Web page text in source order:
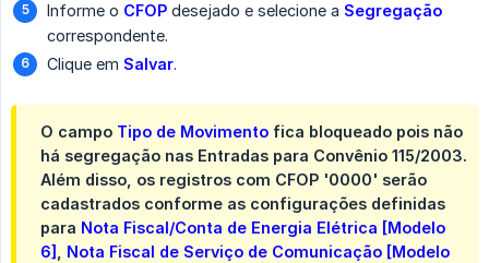
Informe o CFOP desejado e selecione a Segregação
correspondente.
Clique em Salvar.
O campo Tipo de Movimento fica bloqueado pois não
há segregação nas Entradas para Convênio 115/2003.
Além disso, os registros com CFOP '0000' serão
cadastrados conforme as configurações definidas
para Nota Fiscal/Conta de Energia Elétrica [Modelo
6]
Nota Fiscal de Serviço de Comunicação [Modelo